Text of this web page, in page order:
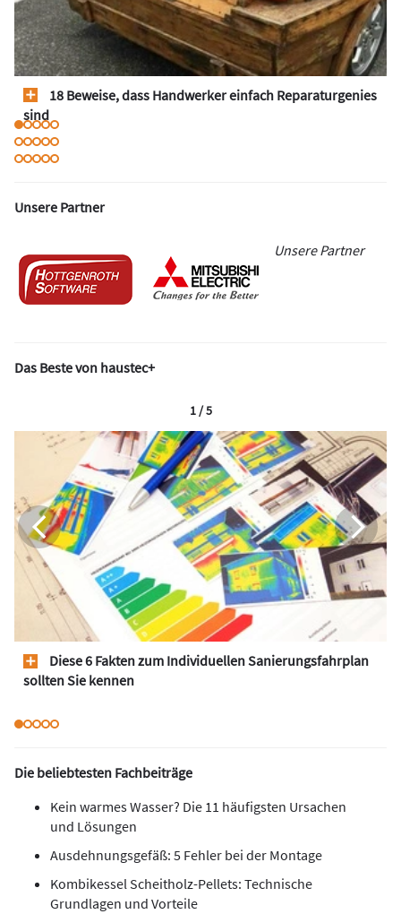
18 Beweise, dass Handwerker einfach Reparaturgenies
sind
Unsere Partner
Unsere Partner
Das Beste von haustec+
Diese 6 Fakten zum Individuellen Sanierungsfahrplan
sollten Sie kennen
1 / 5
Die beliebtesten Fachbeiträge
Kein warmes Wasser? Die 11 häufigsten Ursachen
und Lösungen
Ausdehnungsgefäß: 5 Fehler bei der Montage
Kombikessel Scheitholz-Pellets: Technische
Grundlagen und Vorteile